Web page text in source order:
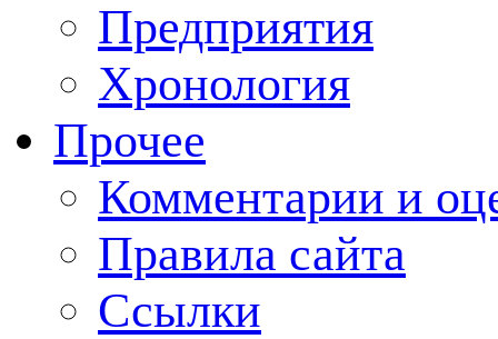
Предприятия
Хронология
Прочее
Комментарии и
Правила сайта
Ссылки